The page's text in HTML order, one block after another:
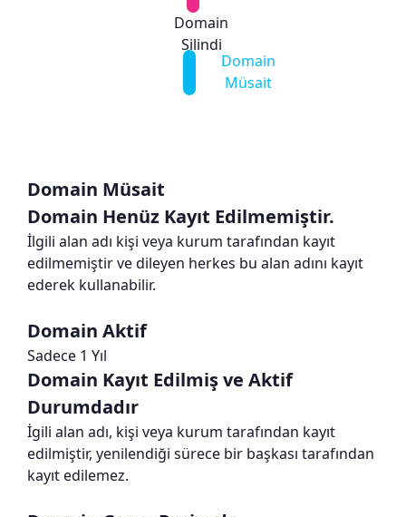
Domain
Silindi
Domain
Müsait
Domain Müsait
Domain Henüz Kayıt Edilmemiştir.
İlgili alan adı kişi veya kurum tarafından kayıt
edilmemiştir ve dileyen herkes bu alan adını kayıt
ederek kullanabilir.
Domain Aktif
Sadece 1 Yıl
Domain Kayıt Edilmiş ve Aktif
Durumdadır
İgili alan adı, kişi veya kurum tarafından kayıt
edilmiştir, yenilendiği sürece bir başkası tarafından
kayıt edilemez.